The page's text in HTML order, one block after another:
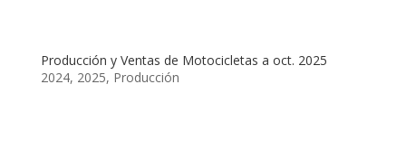
Producción y Ventas de Motocicletas a oct. 2025
2024, 2025, Producción